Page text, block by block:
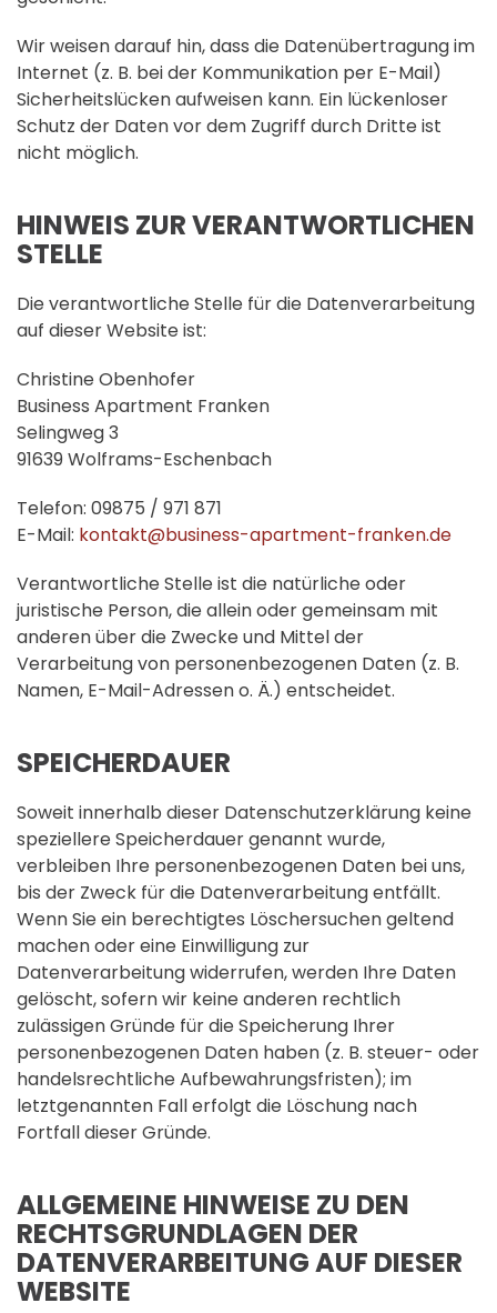
Wir weisen darauf hin, dass die Datenübertragung im
Internet (z. B. bei der Kommunikation per E-Mail)
Sicherheitslücken aufweisen kann. Ein lückenloser
Schutz der Daten vor dem Zugriff durch Dritte ist
nicht möglich.
HINWEIS ZUR VERANTWORTLICHEN
STELLE
Die verantwortliche Stelle für die Datenverarbeitung
auf dieser Website ist:
Christine Obenhofer
Business Apartment Franken
Selingweg 3
91639 Wolframs-Eschenbach
Telefon: 09875 / 971 871
E-Mail: kontakt@business-apartment-franken.de
Verantwortliche Stelle ist die natürliche oder
juristische Person, die allein oder gemeinsam mit
anderen über die Zwecke und Mittel der
Verarbeitung von personenbezogenen Daten (z. B.
Namen, E-Mail-Adressen o. Ä.) entscheidet.
SPEICHERDAUER
Soweit innerhalb dieser Datenschutzerklärung keine
speziellere Speicherdauer genannt wurde,
verbleiben Ihre personenbezogenen Daten bei uns,
bis der Zweck für die Datenverarbeitung entfällt.
Wenn Sie ein berechtigtes Löschersuchen geltend
machen oder eine Einwilligung zur
Datenverarbeitung widerrufen, werden Ihre Daten
gelöscht, sofern wir keine anderen rechtlich
zulässigen Gründe für die Speicherung Ihrer
personenbezogenen Daten haben (z. B. steuer- oder
handelsrechtliche Aufbewahrungsfristen); im
letztgenannten Fall erfolgt die Löschung nach
Fortfall dieser Gründe.
ALLGEMEINE HINWEISE ZU DEN
RECHTSGRUNDLAGEN DER
DATENVERARBEITUNG AUF DIESER
WEBSITE